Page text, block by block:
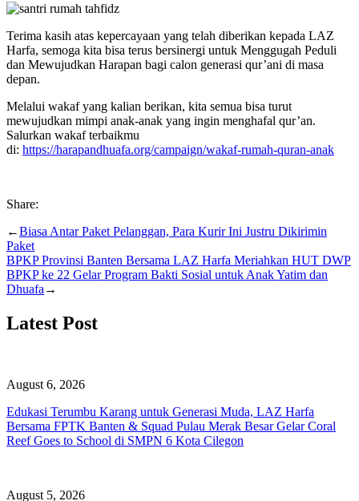
Terima kasih atas kepercayaan yang telah diberikan kepada LAZ
Harfa, semoga kita bisa terus bersinergi untuk Menggugah Peduli
dan Mewujudkan Harapan bagi calon generasi qur’ani di masa
depan.
Melalui wakaf yang kalian berikan, kita semua bisa turut
mewujudkan mimpi anak-anak yang ingin menghafal qur’an.
Salurkan wakaf terbaikmu
di: https://harapandhuafa.org/campaign/wakaf-rumah-quran-anak
Share:
←Biasa Antar Paket Pelanggan, Para Kurir Ini Justru Dikirimin
Paket
BPKP Provinsi Banten Bersama LAZ Harfa Meriahkan HUT DWP
BPKP ke 22 Gelar Program Bakti Sosial untuk Anak Yatim dan
Dhuafa→
Latest Post
August 6, 2026
Edukasi Terumbu Karang untuk Generasi Muda, LAZ Harfa
Bersama FPTK Banten & Squad Pulau Merak Besar Gelar Coral
Reef Goes to School di SMPN 6 Kota Cilegon
August 5, 2026